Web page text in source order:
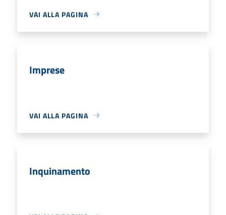
VAI ALLA PAGINA
Imprese
VAI ALLA PAGINA
Inquinamento